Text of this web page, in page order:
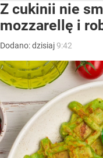
Z cukinii nie
mozzarellę i
Dodano:dzisiaj9:42